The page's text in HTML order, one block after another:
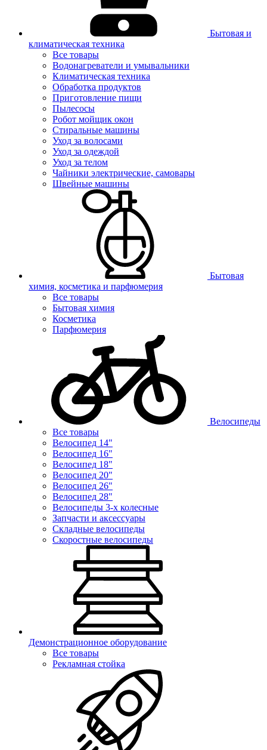
Бытовая и
климатическая техника
Все товары
Водонагреватели и умывальники
Климатическая техника
Обработка продуктов
Приготовление пищи
Пылесосы
Робот мойщик окон
Стиральные машины
Уход за волосами
Уход за одеждой
Уход за телом
Чайники электрические, самовары
Швейные машины
Бытовая
химия, косметика и парфюмерия
Все товары
Бытовая химия
Косметика
Парфюмерия
Велосипеды
Все товары
Велосипед 14"
Велосипед 16"
Велосипед 18"
Велосипед 20"
Велосипед 26"
Велосипед 28"
Велосипеды 3-х колесные
Запчасти и аксессуары
Складные велосипеды
Скоростные велосипеды
Демонстрационное оборудование
Все товары
Рекламная стойка